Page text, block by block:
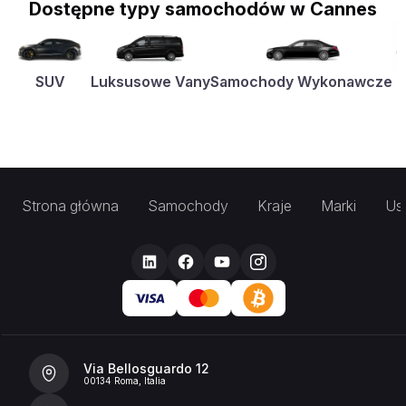
Dostępne typy samochodów w Cannes
SUV Luksusowe VanySamochody Wykonawcze
Strona główna Samochody Kraje Marki
Via Bellosguardo 12
00134 Roma, Italia